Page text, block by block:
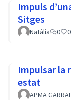
Impuls
Sitges
Natàlia 0 0
Impulsar la
estat
APMA